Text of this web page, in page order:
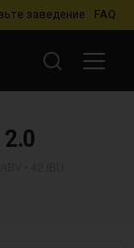
заведение FAQ
2.0